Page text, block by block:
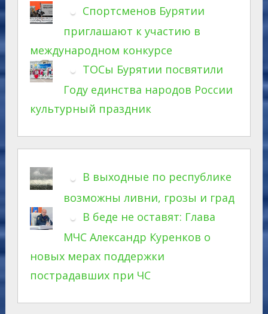
Спортсменов Бурятии
приглашают к участию в
международном конкурсе
ТОСы Бурятии посвятили
Году единства народов России
культурный праздник
В выходные по республике
возможны ливни, грозы и град
В беде не оставят: Глава
МЧС Александр Куренков о
новых мерах поддержки
пострадавших при ЧС